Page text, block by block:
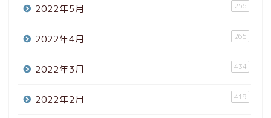
2022年5月 256
2022年4月 265
2022年3月 434
2022年2月 419